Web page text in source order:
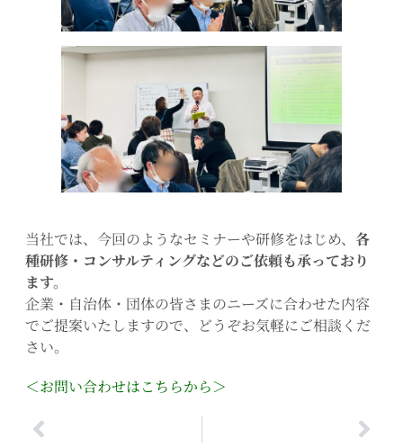
当社では、今回のようなセミナーや研修をはじめ、 各
種研修・コンサルティングなどのご依頼も承っており
ます。
企業・自治体・団体の皆さまのニーズに合わせた内容
でご提案いたしますので、どうぞお気軽にご相談くだ
さい。
＜お問い合わせはこちらから＞